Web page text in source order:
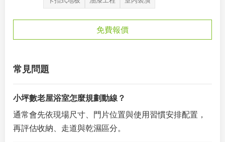
免費報價
常見問題
小坪數老屋浴室怎麼規劃動線？
通常會先依現場尺寸、門片位置與使用習慣安排配置，
再評估收納、走道與乾濕區分。